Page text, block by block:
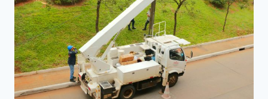
TERERÉ:
REVALORIZANDO
NUESTRAS
TRADICIONES
Y
ESCUCHANDO
SUS
NECESIDADES